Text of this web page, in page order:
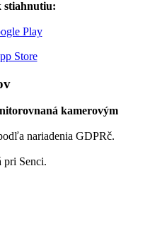
stiahnutiu:
kamerovým
nariadenia GDPRč.
pri Senci.